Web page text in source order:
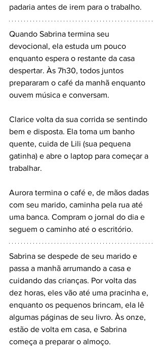
padaria antes de irem para o trabalho.
Quando Sabrina termina seu
devocional, ela estuda um pouco
enquanto espera o restante da casa
despertar. Às 7h30, todos juntos
prepararam o café da manhã enquanto
ouvem música e conversam.
Clarice volta da sua corrida se sentindo
bem e disposta. Ela toma um banho
quente, cuida de Lili (sua pequena
gatinha) e abre o laptop para começar a
trabalhar.
Aurora termina o café e, de mãos dadas
com seu marido, caminha pela rua até
uma banca. Compram o jornal do dia e
seguem o caminho até o escritório.
Sabrina se despede de seu marido e
passa a manhã arrumando a casa e
cuidando das crianças. Por volta das
dez horas, eles vão até uma pracinha e,
enquanto os pequenos brincam, ela lê
algumas páginas de seu livro. Às onze,
estão de volta em casa, e Sabrina
começa a preparar o almoço.